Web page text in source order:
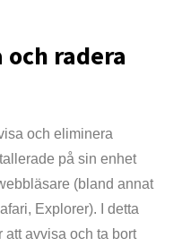
radera
och eliminera
på sin enhet
(bland annat
Explorer). I detta
att avvisa och ta bort